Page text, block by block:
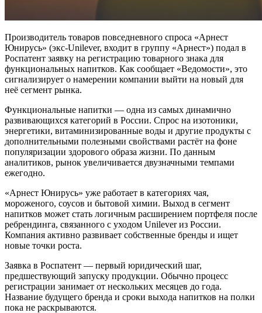
Производитель товаров повседневного спроса «Арнест
Юнирусь» (экс-Unilever, входит в группу «Арнест») подал в
Роспатент заявку на регистрацию товарного знака для
функциональных напитков. Как сообщает «Ведомости», это
сигнализирует о намерении компании выйти на новый для
неё сегмент рынка.
Функциональные напитки — одна из самых динамично
развивающихся категорий в России. Спрос на изотоники,
энергетики, витаминизированные воды и другие продукты с
дополнительными полезными свойствами растёт на фоне
популяризации здорового образа жизни. По данным
аналитиков, рынок увеличивается двузначными темпами
ежегодно.
«Арнест Юнирусь» уже работает в категориях чая,
мороженого, соусов и бытовой химии. Выход в сегмент
напитков может стать логичным расширением портфеля после
ребрендинга, связанного с уходом Unilever из России.
Компания активно развивает собственные бренды и ищет
новые точки роста.
Заявка в Роспатент — первый юридический шаг,
предшествующий запуску продукции. Обычно процесс
регистрации занимает от нескольких месяцев до года.
Название будущего бренда и сроки выхода напитков на полки
пока не раскрываются.